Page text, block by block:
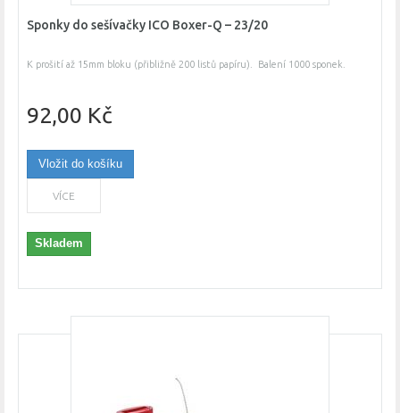
Sponky do sešívačky ICO Boxer-Q – 23/20
K prošití až 15mm bloku (přibližně 200 listů papíru). Balení 1000 sponek.
92,00 Kč
Vložit do košíku
VÍCE
Skladem